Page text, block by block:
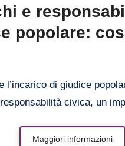
e
popolare:
l’incarico di giudice
civica, un
Maggiori informazioni